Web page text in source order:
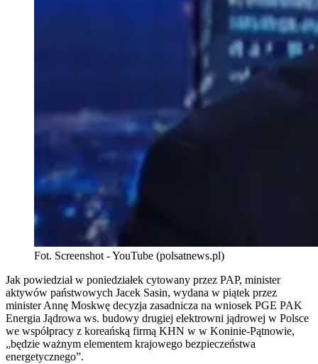
Fot. Screenshot - YouTube (polsatnews.pl)
Jak powiedział w poniedziałek cytowany przez PAP, minister
aktywów państwowych Jacek Sasin, wydana w piątek przez
minister Annę Moskwę decyzja zasadnicza na wniosek PGE PAK
Energia Jądrowa ws. budowy drugiej elektrowni jądrowej w Polsce
we współpracy z koreańską firmą KHN w w Koninie-Pątnowie,
„będzie ważnym elementem krajowego bezpieczeństwa
energetycznego”.